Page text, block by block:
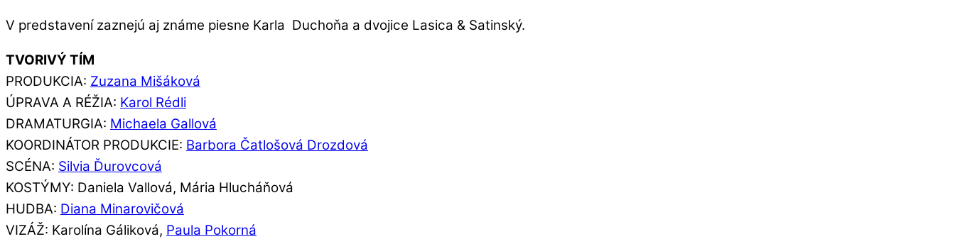
V predstavení zaznejú aj známe piesne Karla Duchoňa a dvojice Lasica & Satinský.
TVORIVÝ TÍM
PRODUKCIA: Zuzana Mišáková
ÚPRAVA A RÉŽIA: Karol Rédli
DRAMATURGIA: Michaela Gallová
KOORDINÁTOR PRODUKCIE: Barbora Čatlošová Drozdová
SCÉNA: Silvia Ďurovcová
KOSTÝMY: Daniela Vallová, Mária Hlucháňová
HUDBA: Diana Minarovičová
VIZÁŽ: Karolína Gáliková, Paula Pokorná